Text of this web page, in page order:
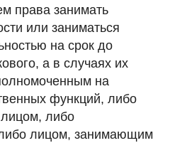
права занимать
или заниматься
на срок до
а в случаях их
на
функций, либо
либо
лицом, занимающим